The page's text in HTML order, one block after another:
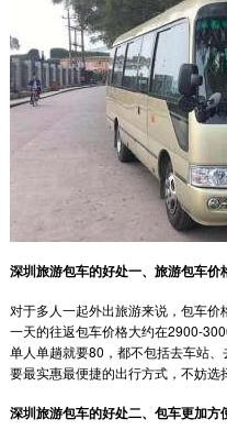
深圳旅游包车的好处一、旅游包车价
对于多人一起外出旅游来说，包车
一天的往返包车价格大约在2900-
单人单趟就要80，都不包括去车站
要最实惠最便捷的出行方式，不妨选
深圳旅游包车的好处二、包车更加方